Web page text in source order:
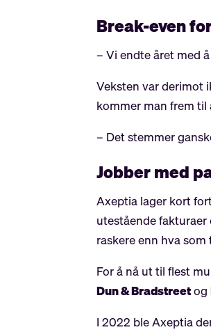
Break-even
– Vi endte året med
Veksten var derimot
kommer man frem
– Det stemmer
Jobber med
Axeptia lager kort
utestående
raskere enn hva
For å nå ut til flest
Dun & Bradstreetog
I 2022 ble Axeptia